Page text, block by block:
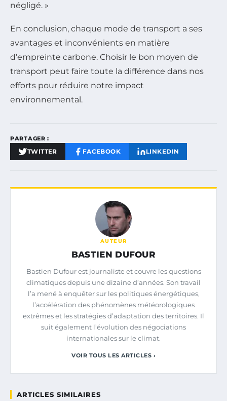
négligé. »
En conclusion, chaque mode de transport a ses
avantages et inconvénients en matière
d’empreinte carbone. Choisir le bon moyen de
transport peut faire toute la différence dans nos
efforts pour réduire notre impact
environnemental.
PARTAGER :
TWITTER FACEBOOK LINKEDIN
AUTEUR
BASTIEN DUFOUR
Bastien Dufour est journaliste et couvre les questions
climatiques depuis une dizaine d’années. Son travail
l’a mené à enquêter sur les politiques énergétiques,
l’accélération des phénomènes météorologiques
extrêmes et les stratégies d’adaptation des territoires. Il
suit également l’évolution des négociations
internationales sur le climat.
VOIR TOUS LES ARTICLES ›
ARTICLES SIMILAIRES